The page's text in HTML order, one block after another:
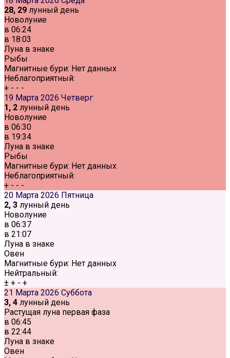
28, 29 лунный день
Новолуние
в 06:24
в 18:03
Луна в знаке
Рыбы
Магнитные бури: Нет данных
Неблагоприятный:
+ - - -
19 Марта 2026 Четверг
1, 2 лунный день
Новолуние
в 06:30
в 19:34
Луна в знаке
Рыбы
Магнитные бури: Нет данных
Неблагоприятный:
+ - - -
20 Марта 2026 Пятница
2, 3 лунный день
Новолуние
в 06:37
в 21:07
Луна в знаке
Овен
Магнитные бури: Нет данных
Нейтральный:
± + - +
21 Марта 2026 Суббота
3, 4 лунный день
Растущая луна первая фаза
в 06:45
в 22:44
Луна в знаке
Овен